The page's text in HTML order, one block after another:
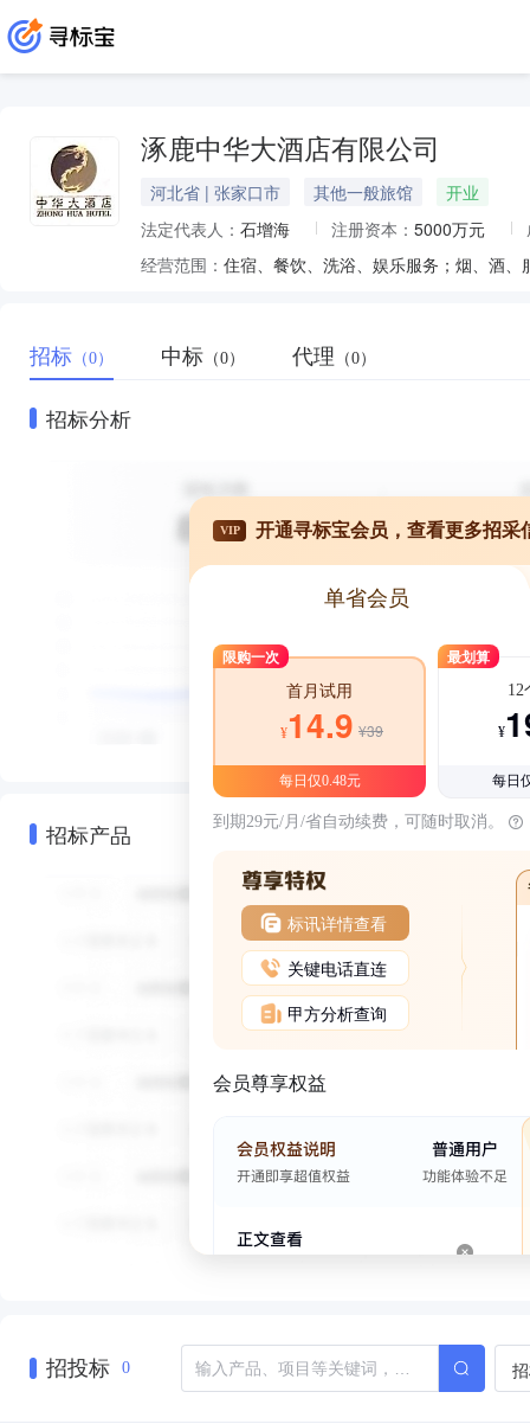
涿鹿中华大酒店有限公司
河北省 | 张家口市 其他一般旅馆
开业
法定代表人： 石增海 注册资本： 5000万元
经营范围： 住宿、餐饮、洗浴、娱乐服务；烟、酒
招标 （0） 中标 （0） 代理 （0）
招标分析
招标产品
VIP 开通寻标宝会员，查看更多招采
单省会员
限购一次
首月试用
¥14.9 ¥39
每日仅0.48元
最划算
12
¥
每日
到期29元/月/省自动续费，可随时取消。
标讯详情查看
关键电话直连
甲方分析查询
会员尊享权益
招投标 0